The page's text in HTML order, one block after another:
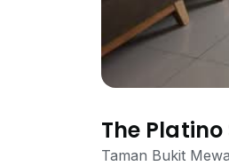
The
Taman Bukit